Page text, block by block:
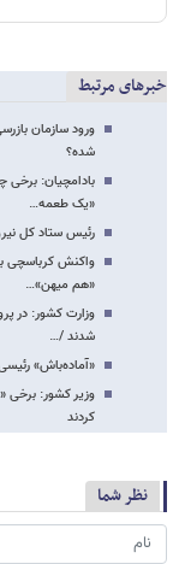
خبرهای مرتبط
ورود سازمان
شده؟
بادامچیان:
«یک طعمه…
رئیس ستاد کل
واکنش کرباسچی
«هم میهن»…
وزارت کشور: در
شدند /…
«آماده‌باش»
وزیر کشور: برخی
کردند
نظر شما